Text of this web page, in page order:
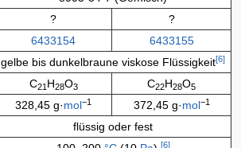
?
?
6433154
6433155
gelbe bis dunkelbraune viskose Flüssigkeit[6]
C21 H28O3 C22H28O5
328,45 g·mol−1 372,45 g·mol−1
flüssig oder fest
[6]